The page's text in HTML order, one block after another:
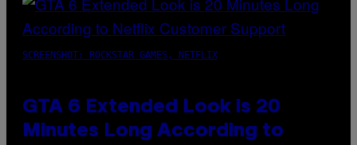
SCREENSHOT: ROCKSTAR GAMES, NETFLIX
GTA 6 Extended Look is 20
Minutes Long According to